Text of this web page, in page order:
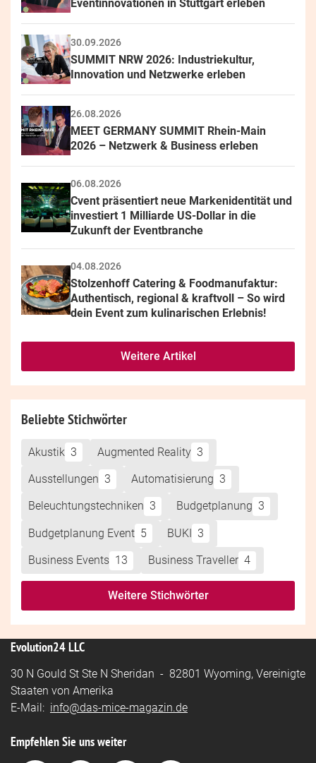
Eventinnovationen in Stuttgart erleben
30.09.2026
SUMMIT NRW 2026: Industriekultur,
Innovation und Netzwerke erleben
26.08.2026
MEET GERMANY SUMMIT Rhein-Main
2026 – Netzwerk & Business erleben
06.08.2026
Cvent präsentiert neue Markenidentität und
investiert 1 Milliarde US-Dollar in die
Zukunft der Eventbranche
04.08.2026
Stolzenhoff Catering & Foodmanufaktur:
Authentisch, regional & kraftvoll – So wird
dein Event zum kulinarischen Erlebnis!
Weitere Artikel
Beliebte Stichwörter
Akustik 3 Augmented Reality 3
Ausstellungen 3 Automatisierung 3
Beleuchtungstechniken 3 Budgetplanung 3
Budgetplanung Event 5 BUKI 3
Business Events 13 Business Traveller 4
Weitere Stichwörter
Evolution24 LLC
30 N Gould St Ste N Sheridan - 82801 Wyoming, Vereinigte
Staaten von Amerika
E-Mail: info@das-mice-magazin.de
Empfehlen Sie uns weiter